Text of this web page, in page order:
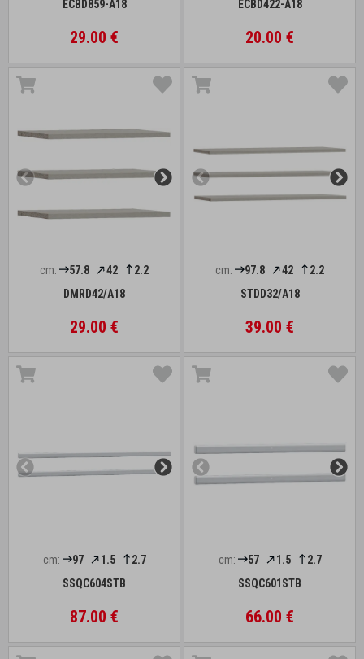
ECBD859-A18
29.00 €
ECBD422-A18
20.00 €
cm: 57.8 42
2.2
DMRD42/A18
29.00 €
cm: 97.8 42
2.2
STDD32/A18
39.00 €
cm: 97 1.5
2.7
SSQC604STB
87.00 €
cm: 57 1.5
2.7
SSQC601STB
66.00 €